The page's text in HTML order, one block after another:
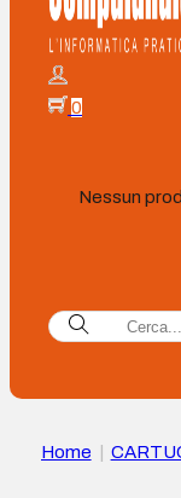
0
Nessun
Home